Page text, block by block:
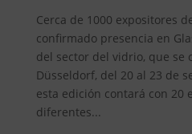
Cerca de 1000 expositores
confirmado presencia en
del sector del vidrio, que se
Düsseldorf, del 20 al 23 de
esta edición contará con 20
diferentes...